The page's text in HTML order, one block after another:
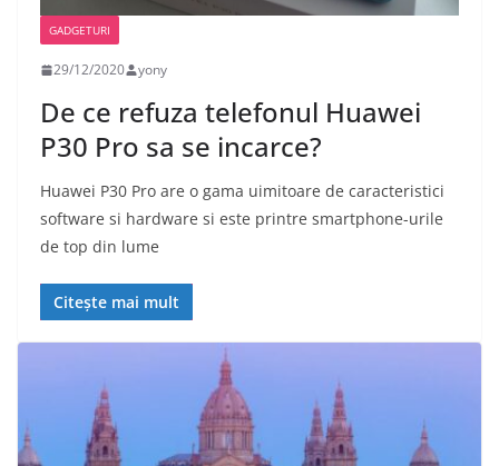
GADGETURI
29/12/2020 yony
De ce refuza telefonul Huawei
P30 Pro sa se incarce?
Huawei P30 Pro are o gama uimitoare de caracteristici
software si hardware si este printre smartphone-urile
de top din lume
Citește mai mult